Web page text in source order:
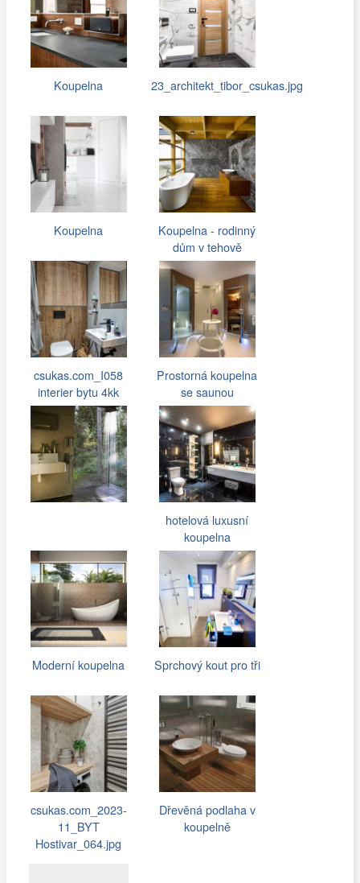
Koupelna 23_architekt_tibor_csukas.jpg
Koupelna
Koupelna - rodinný
dům v tehově
csukas.com_I058
interier bytu 4kk
081.jpg
Prostorná koupelna
se saunou
hotelová luxusní
koupelna
Moderní koupelna Sprchový kout pro tři
csukas.com_2023-
11_BYT
Hostivar_064.jpg
Dřevěná podlaha v
koupelně